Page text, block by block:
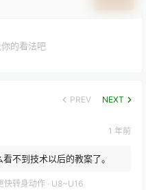
的看法吧
PREV NEXT
1 年前
不到技术以后的教案了。
转身动作 · U8~U16